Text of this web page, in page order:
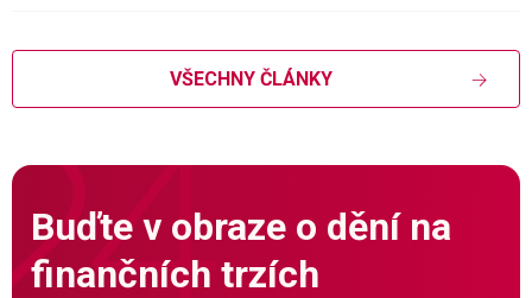
VŠECHNY ČLÁNKY
Buďte v obraze o dění na
finančních trzích